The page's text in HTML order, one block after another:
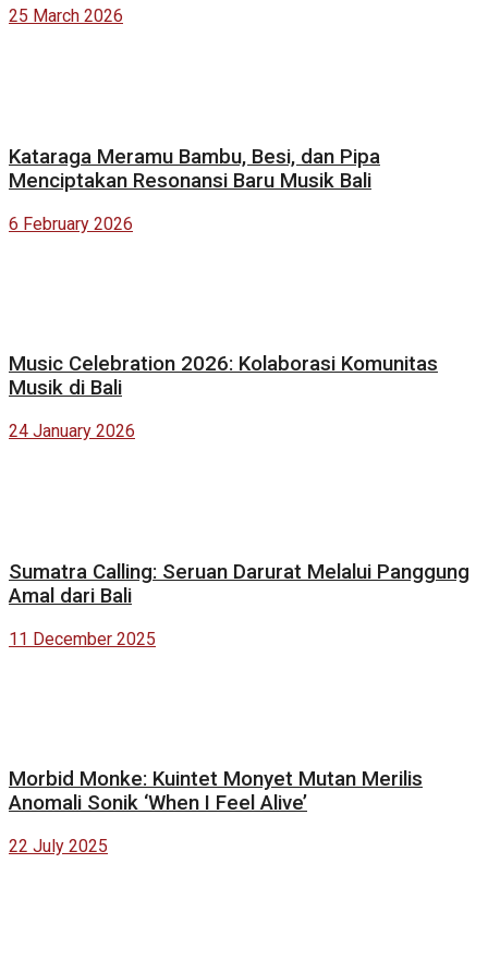
25 March 2026
Kataraga Meramu Bambu, Besi, dan Pipa
Menciptakan Resonansi Baru Musik Bali
6 February 2026
Music Celebration 2026: Kolaborasi Komunitas
Musik di Bali
24 January 2026
Sumatra Calling: Seruan Darurat Melalui Panggung
Amal dari Bali
11 December 2025
Morbid Monke: Kuintet Monyet Mutan Merilis
Anomali Sonik ‘When I Feel Alive’
22 July 2025